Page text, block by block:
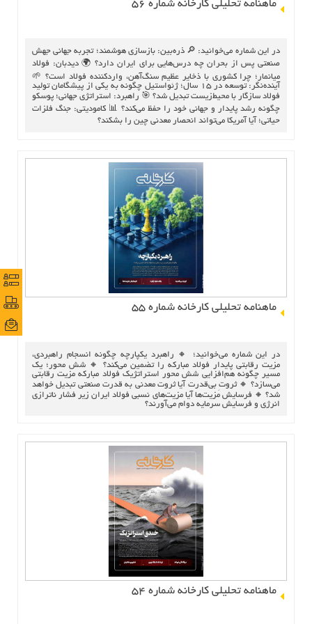
ارتباط با ما
ماهنامه تحلیلی کارخانه شماره 56
در این شماره می‌خوانید: 🔎 ذره‌بین: بازسازی هوشمند؛ تجربه جهانی جهش
صنعتی پس از بحران چه درس‌هایی برای ایران دارد؟ 🌍 دیدبان: فولاد
میانمار؛ چرا کشوری با ذخایر عظیم سنگ‌آهن، واردکننده فولاد است؟ 🌱
آینده‌نگر: توسعه در ۱۵ سال؛ ژئواستیل چگونه به یکی از پیشگامان تولید
فولاد سازگار با محیط‌زیست تبدیل شد؟ 🎯 راهبرد: استراتژی جهانی؛ پوسکو
چگونه رشد پایدار و جهانی خود را حفظ می‌کند؟ 📊 کامودیتی: جنگ فلزات
حیاتی؛ آیا آمریکا می‌تواند انحصار معدنی چین را بشکند؟
ماهنامه تحلیلی کارخانه شماره ۵۵
در این شماره می‌خوانید؛ 🔸 راهبرد یکپارچه چگونه انسجام راهبردی،
مزیت رقابتی پایدار فولاد مبارکه را تضمین می‌کند؟ 🔸 شش محور؛ یک
مسیر چگونه هم‌افزایی شش محور استراتژیک فولاد مبارکه مزیت رقابتی
می‌سازد؟ 🔸 ثروتِ بی‌قدرت آیا ثروت معدنی به قدرت صنعتی تبدیل خواهد
شد؟ 🔸 فرسایش مزیت‌ها آیا مزیت‌های نسبی فولاد ایران زیر فشار ناترازی
انرژی و فرسایش سرمایه دوام می‌آورند؟
ماهنامه تحلیلی کارخانه شماره 54